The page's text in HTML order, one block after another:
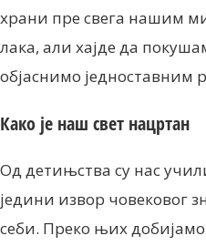
храни пре свега нашим
лака, али хајде да
објаснимо једноставним
Како је наш свет нацртан
Од детињства су нас
једини извор човековог
себи. Преко њих